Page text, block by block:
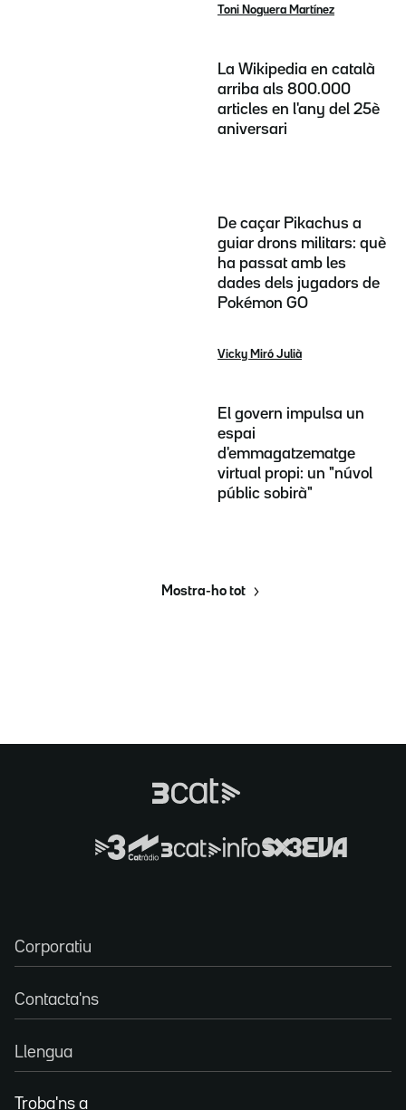
Toni Noguera Martínez
La Wikipedia en català
arriba als 800.000
articles en l'any del 25è
aniversari
De caçar Pikachus a
guiar drons militars: què
ha passat amb les
dades dels jugadors de
Pokémon GO
Vicky Miró Julià
El govern impulsa un
espai
d'emmagatzematge
virtual propi: un "núvol
públic sobirà"
Mostra-ho tot
Corporatiu
Contacta'ns
Llengua
Troba'ns a